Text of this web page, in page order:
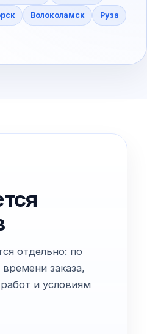
Волоколамск Руза
отдельно: по
заказа,
и условиям